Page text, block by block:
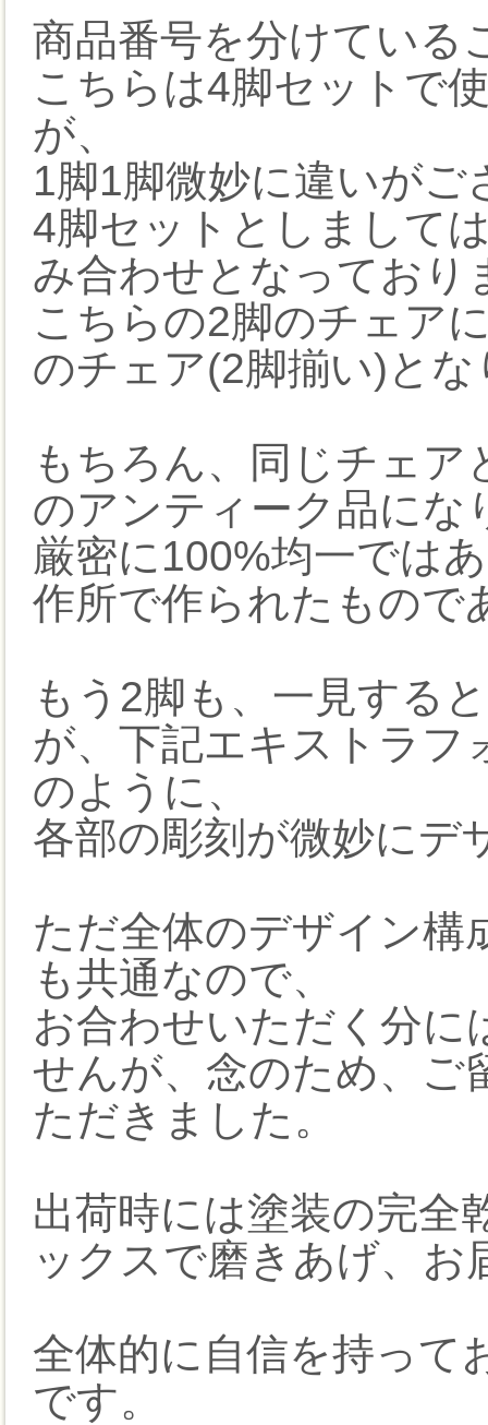
商品番号を分けている
こちらは4脚セットで
が、
1脚1脚微妙に違いがご
4脚セットとしまして
み合わせとなっており
こちらの2脚のチェア
のチェア(2脚揃い)とな
もちろん、同じチェ
のアンティーク品にな
厳密に100%均一では
作所で作られたもので
もう2脚も、一見する
が、下記エキストラフ
のように、
各部の彫刻が微妙にデ
ただ全体のデザイン構
も共通なので、
お合わせいただく分に
せんが、念のため、ご
ただきました。
出荷時には塗装の完全
ックスで磨きあげ、お
全体的に自信を持って
です。